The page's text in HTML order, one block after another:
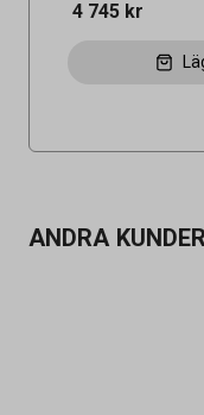
4 745 kr
ANDRA